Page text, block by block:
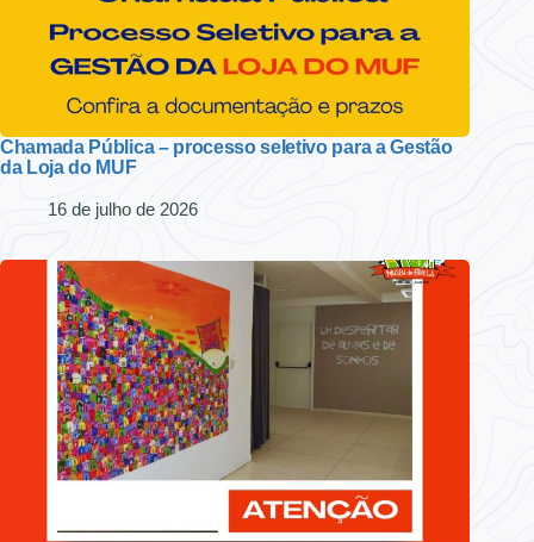
Chamada Pública – processo seletivo para a Gestão
da Loja do MUF
16 de julho de 2026